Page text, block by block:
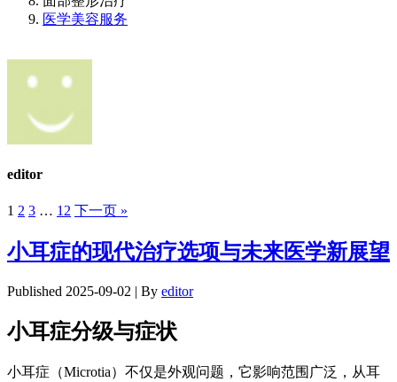
医学美容服务
editor
1 2 3 … 12 下一页 »
小耳症的现代治疗选项与未来医学新展望
Published 2025-09-02 | By editor
小耳症分级与症状
小耳症（Microtia）不仅是外观问题，它影响范围广泛，从耳